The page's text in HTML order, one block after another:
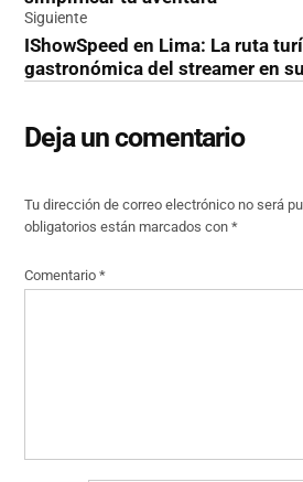
entradas
Siguiente
IShowSpeed en Lima: La ruta
gastronómica del streamer en
Deja un comentario
Tu dirección de correo electrónico no será
obligatorios están marcados con*
Comentario*